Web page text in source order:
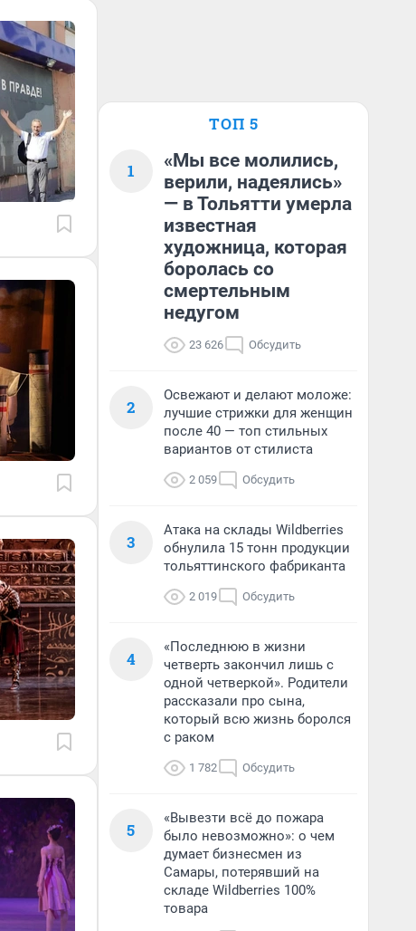
ТОП 5
1
«Мы все молились,
верили, надеялись»
— в Тольятти умерла
известная
художница, которая
боролась со
смертельным
недугом
23 626 Обсудить
2
Освежают и делают моложе:
лучшие стрижки для женщин
после 40 — топ стильных
вариантов от стилиста
2 059 Обсудить
3
Атака на склады Wildberries
обнулила 15 тонн продукции
тольяттинского фабриканта
2 019 Обсудить
4
«Последнюю в жизни
четверть закончил лишь с
одной четверкой». Родители
рассказали про сына,
который всю жизнь боролся
с раком
1 782 Обсудить
5
«Вывезти всё до пожара
было невозможно»: о чем
думает бизнесмен из
Самары, потерявший на
складе Wildberries 100%
товара